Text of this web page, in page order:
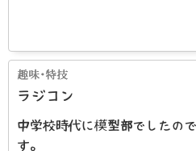
ラジコン
中学校時代に模型部でしたの
す。